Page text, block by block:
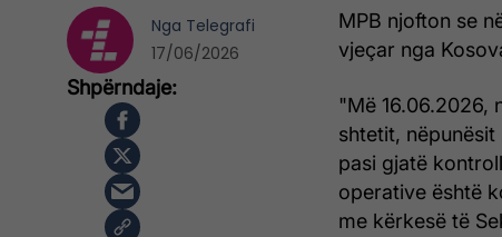
MPB njofton se
vjeçar nga
"Më 16.06.2026,
shtetit,
pasi gjatë
operative është
me kërkesë të
Nga Telegrafi
17/06/2026